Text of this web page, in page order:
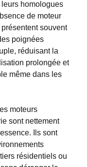
homologues
de moteur
souvent
poignées
réduisant la
prolongée et
même dans les
moteurs
sont nettement
Ils sont
résidentiels ou